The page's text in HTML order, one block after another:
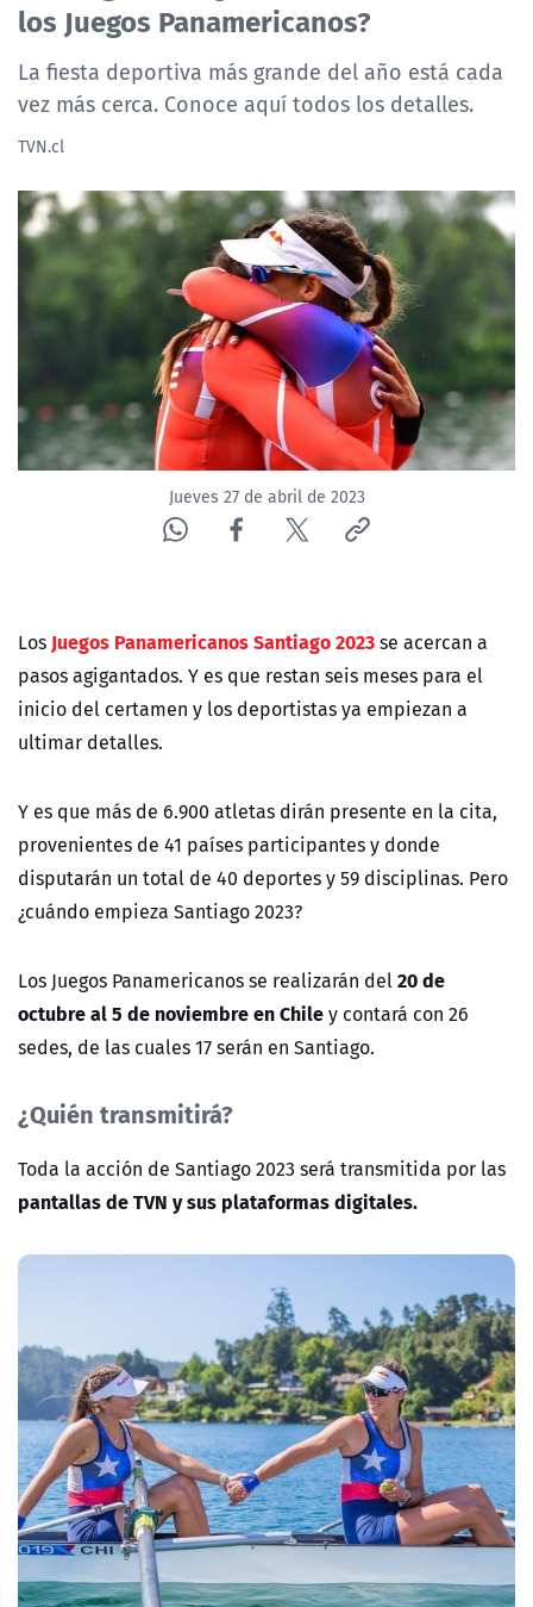
NTV
ACTUALIDAD Y TENDENCIAS
CANAL DE DENUNCIAS
ÁREA DE PROYECTOS
los Juegos Panamericanos?
La fiesta deportiva más grande del año está cada
vez más cerca. Conoce aquí todos los detalles.
TVN.cl
Jueves 27 de abril de 2023
LosJuegos Panamericanos Santiago 2023se acercan a
pasos agigantados. Y es que restan seis meses para el
inicio del certamen y los deportistas ya empiezan a
ultimar detalles.
Y es que más de 6.900 atletas dirán presente en la cita,
provenientes de 41 países participantes y donde
disputarán un total de 40 deportes y 59 disciplinas.​ Pero
¿cuándo empieza Santiago 2023?
Los Juegos Panamericanos se realizarán del20 de
octubre al 5 de noviembre en Chiley contará con 26
sedes, de las cuales 17 serán en Santiago.
¿Quién transmitirá?
Toda la acción de Santiago 2023 será transmitida por las
pantallas de TVN y sus plataformas digitales.